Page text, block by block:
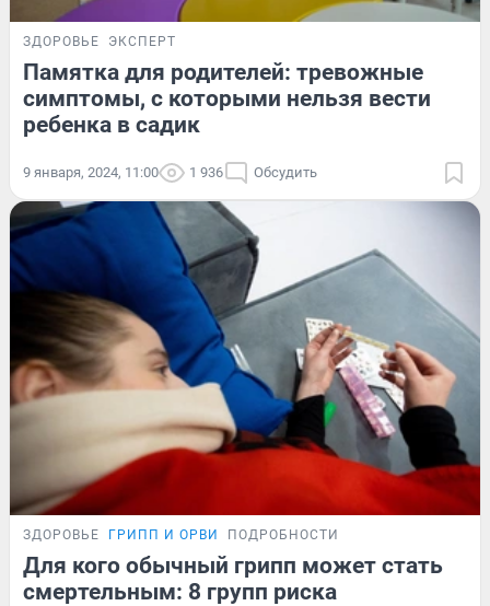
ЗДОРОВЬЕ ЭКСПЕРТ
Памятка для родителей: тревожные
симптомы, с которыми нельзя вести
ребенка в садик
9 января, 2024, 11:00 1 936 Обсудить
ЗДОРОВЬЕ ГРИПП И ОРВИ ПОДРОБНОСТИ
Для кого обычный грипп может стать
смертельным: 8 групп риска